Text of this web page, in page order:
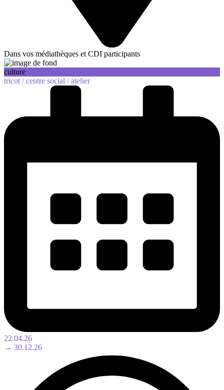
Dans vos médiathèques et CDI participants
culture
tricot /centre social /atelier
22.04.26
→ 30.12.26